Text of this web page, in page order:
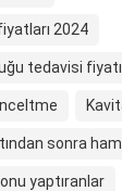
2024
tedavisi fiyatı
sonra
yaptıranlar